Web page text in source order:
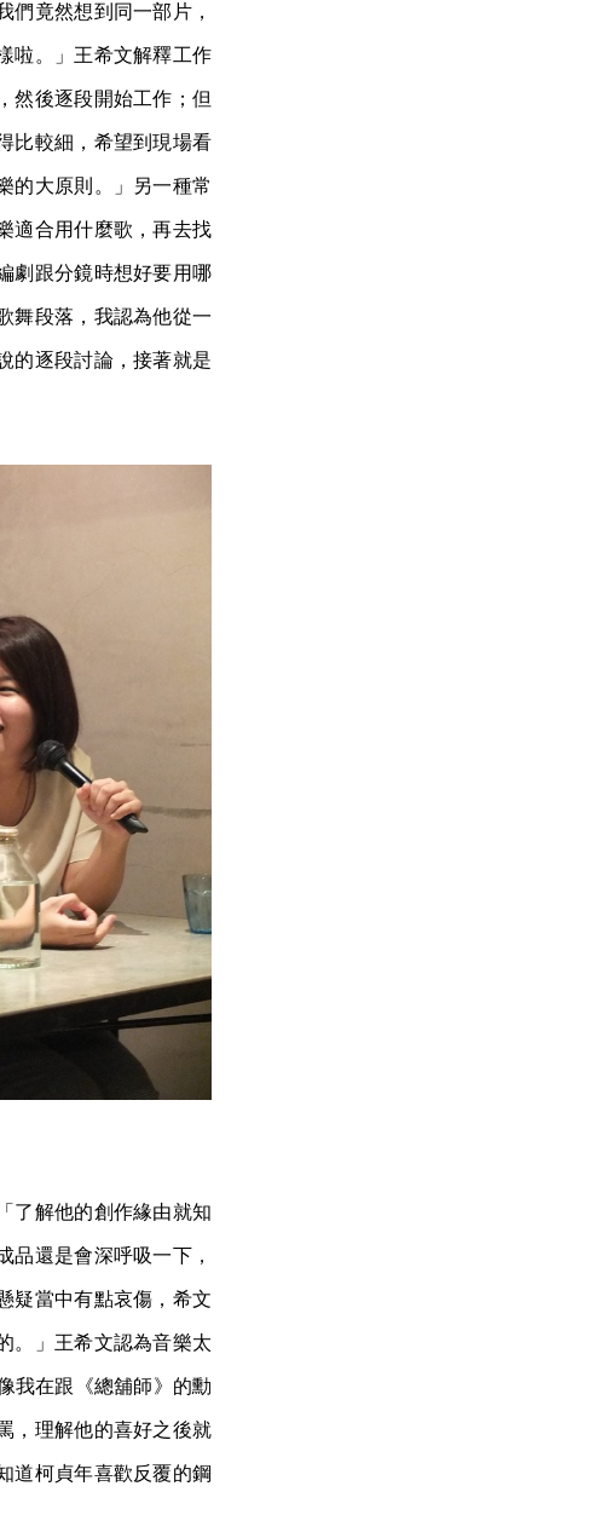
們竟然想到同一部片，
啦。」王希文解釋工作
然後逐段開始工作；但
比較細，希望到現場看
的大原則。」另一種常
適合用什麼歌，再去找
劇跟分鏡時想好要用哪
舞段落，我認為他從一
的逐段討論，接著就是
了解他的創作緣由就知
品還是會深呼吸一下，
疑當中有點哀傷，希文
。」王希文認為音樂太
我在跟《總舖師》的勳
，理解他的喜好之後就
道柯貞年喜歡反覆的鋼